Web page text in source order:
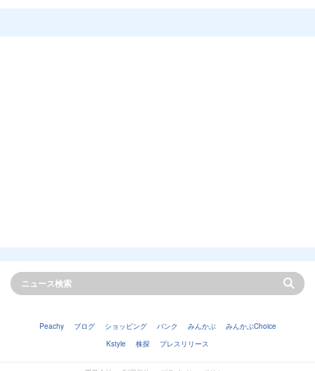
Peachy ブログ ショッピング バンク みんかぶ
みんかぶChoice
Kstyle
株探 プレスリリース